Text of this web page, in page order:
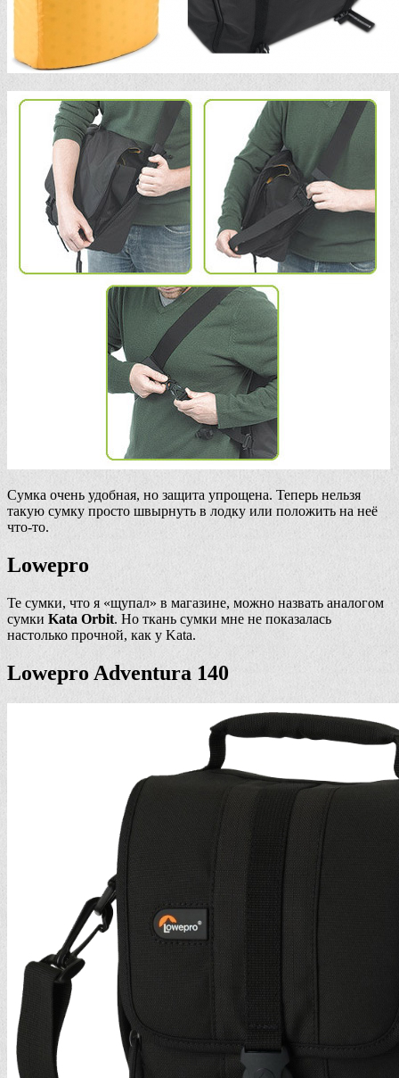
Сумка очень удобная, но защита упрощена. Теперь нельзя
такую сумку просто швырнуть в лодку или положить на неё
что-то.
Lowepro
Те сумки, что я «щупал» в магазине, можно назвать аналогом
сумки Kata Orbit. Но ткань сумки мне не показалась
настолько прочной, как у Kata.
Lowepro Adventura 140